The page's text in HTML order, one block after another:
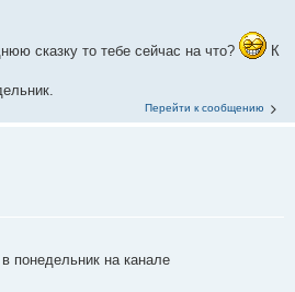
сказку то тебе сейчас на что?
К
Перейти к сообщению
в понедельник на канале